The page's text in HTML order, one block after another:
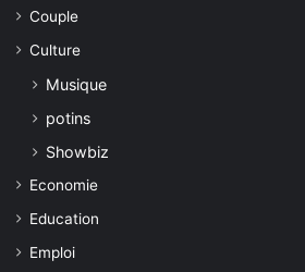
Couple
Culture
Musique
potins
Showbiz
Economie
Education
Emploi